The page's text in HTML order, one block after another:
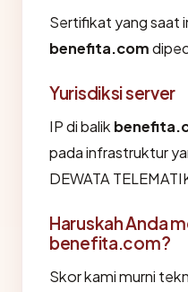
Sertifikat yang saat
benefita.com
Yurisdiksi server
IP di balik
pada infrastruktur
DEWATA
Haruskah Anda
benefita.com?
Skor kami murni